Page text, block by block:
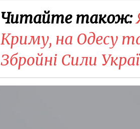
Читайте також:
Криму, на Одесу
Збройні Сили